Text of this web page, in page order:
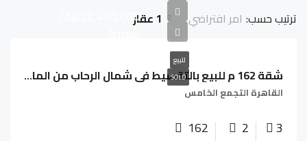
1 عقار ترتيب حسب: امر افتراضي
للبيع
SOLD
شهريا
شقة 162 م للبيع بالتقسيط في شمال الرحاب من المالك مباشرة
القاهرة التجمع الخامس
3
2
162